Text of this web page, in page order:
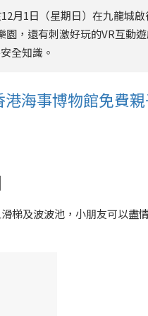
月1日（星期日）在九龍城
，還有刺激好玩的VR互動
全知識。
海事博物館免費
梯及波波池，小朋友可以盡